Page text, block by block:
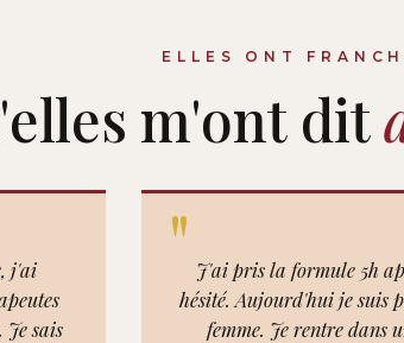
ELLES ONT
m'ont dit
j'ai
Je sais
J'ai pris la formule 5h
hésité. Aujourd'hui je suis
femme. Je rentre dans